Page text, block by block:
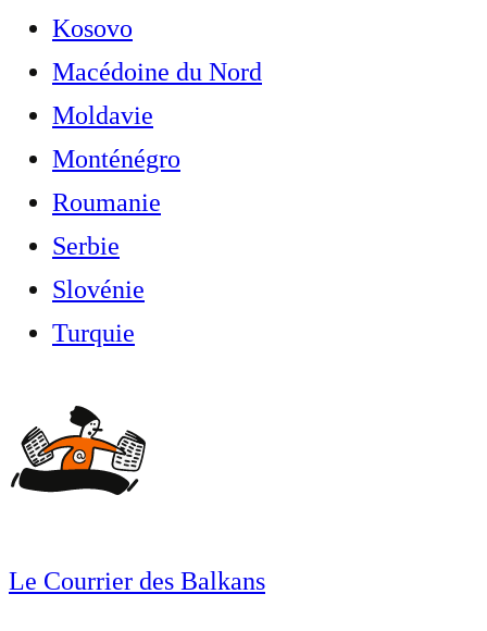
Kosovo
Macédoine du Nord
Moldavie
Monténégro
Roumanie
Serbie
Slovénie
Turquie
Le Courrier des Balkans